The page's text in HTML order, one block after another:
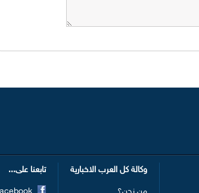
وكالة كل العرب الاخبارية تابعنا على...